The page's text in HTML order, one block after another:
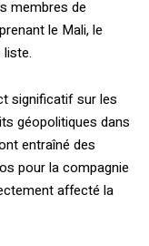
membres de
le Mali, le
significatif sur les
géopolitiques dans
entraîné des
pour la compagnie
affecté la